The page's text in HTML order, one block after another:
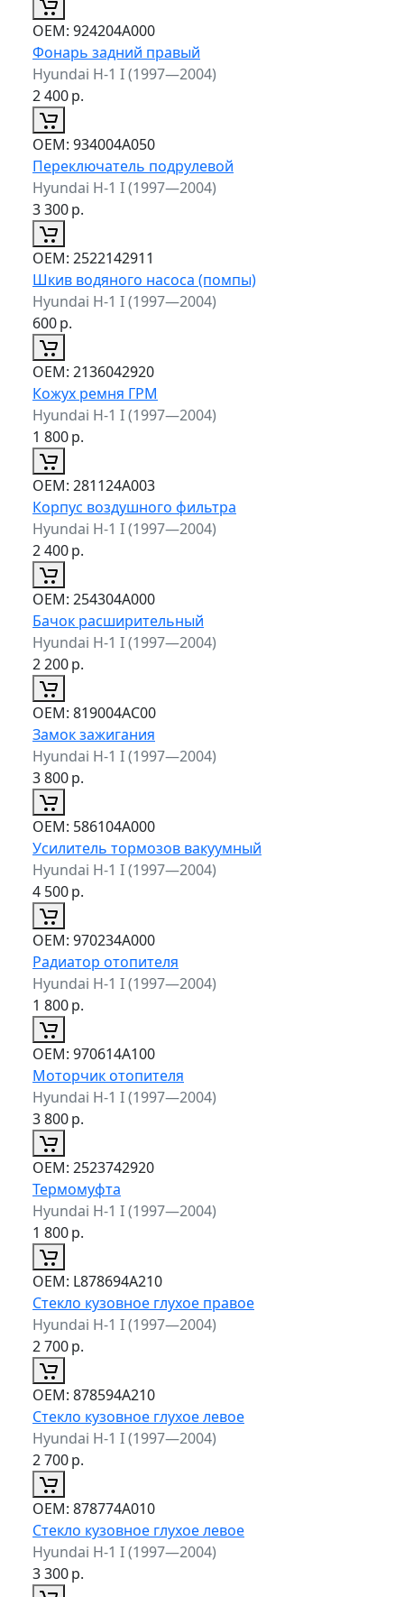
ОЕМ: 924204A000
Фонарь задний правый
Hyundai H-1 I (1997—2004)
2 400р.
ОЕМ: 934004A050
Переключатель подрулевой
Hyundai H-1 I (1997—2004)
3 300р.
ОЕМ: 2522142911
Шкив водяного насоса (помпы)
Hyundai H-1 I (1997—2004)
600р.
ОЕМ: 2136042920
Кожух ремня ГРМ
Hyundai H-1 I (1997—2004)
1 800р.
ОЕМ: 281124A003
Корпус воздушного фильтра
Hyundai H-1 I (1997—2004)
2 400р.
ОЕМ: 254304A000
Бачок расширительный
Hyundai H-1 I (1997—2004)
2 200р.
ОЕМ: 819004AC00
Замок зажигания
Hyundai H-1 I (1997—2004)
3 800р.
ОЕМ: 586104A000
Усилитель тормозов вакуумный
Hyundai H-1 I (1997—2004)
4 500р.
ОЕМ: 970234A000
Радиатор отопителя
Hyundai H-1 I (1997—2004)
1 800р.
ОЕМ: 970614A100
Моторчик отопителя
Hyundai H-1 I (1997—2004)
3 800р.
ОЕМ: 2523742920
Термомуфта
Hyundai H-1 I (1997—2004)
1 800р.
ОЕМ: L878694A210
Стекло кузовное глухое правое
Hyundai H-1 I (1997—2004)
2 700р.
ОЕМ: 878594A210
Стекло кузовное глухое левое
Hyundai H-1 I (1997—2004)
2 700р.
ОЕМ: 878774A010
Стекло кузовное глухое левое
Hyundai H-1 I (1997—2004)
3 300р.